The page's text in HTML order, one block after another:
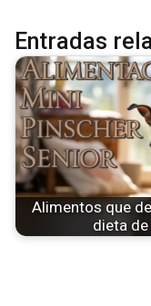
Entradas
Alimentos que
dieta